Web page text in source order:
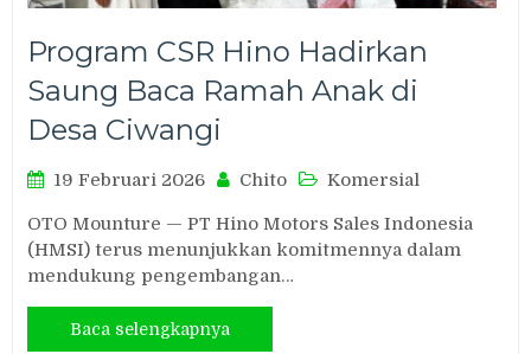
Program CSR Hino Hadirkan
Saung Baca Ramah Anak di
Desa Ciwangi
19 Februari 2026 Chito Komersial
OTO Mounture — PT Hino Motors Sales Indonesia
(HMSI) terus menunjukkan komitmennya dalam
mendukung pengembangan…
Baca selengkapnya